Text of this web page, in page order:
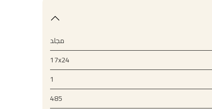
مجلد
17x24
1
485